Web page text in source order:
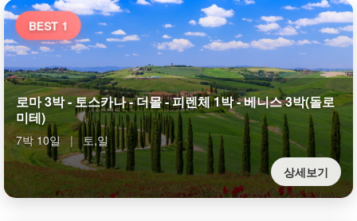
BEST 1
로마 3박 - 토스카나 - 더몰 - 피렌체 1박 - 베니스 3박(돌로
미테)
7박 10일 |
토,일
상세보기